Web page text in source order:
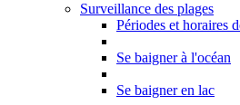
Surveillance des plages
Périodes et horaires
Se baigner à l'océan
Se baigner en lac